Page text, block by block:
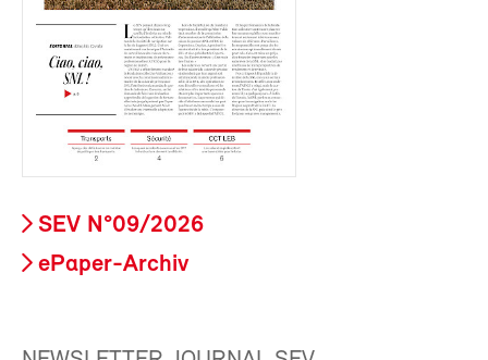
SEV N°09/2026
ePaper-Archiv